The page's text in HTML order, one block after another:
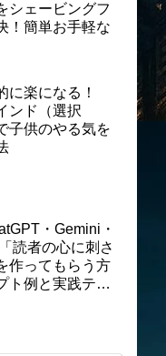
シェービングフ
！簡単お手軽な
に楽になる！
ンド（選択
子供のやる気を
・Gemini・
読者の心に刺さ
作ってもらう方
ト例と実践テク